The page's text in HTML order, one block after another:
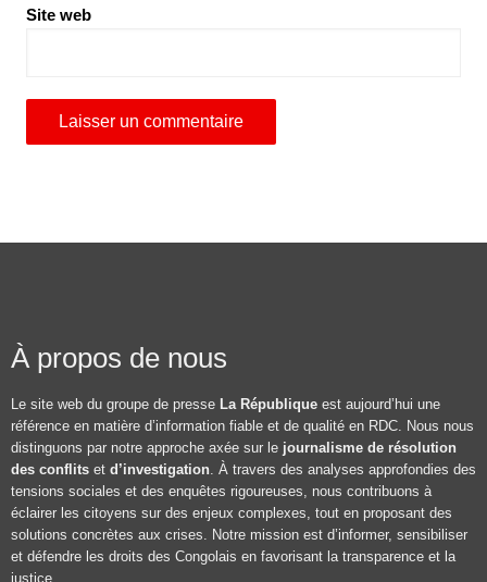
Site web
À propos de nous
Le site web du groupe de presse La République est aujourd’hui une
référence en matière d’information fiable et de qualité en RDC. Nous nous
distinguons par notre approche axée sur le journalisme de résolution
des conflits et d’investigation. À travers des analyses approfondies des
tensions sociales et des enquêtes rigoureuses, nous contribuons à
éclairer les citoyens sur des enjeux complexes, tout en proposant des
solutions concrètes aux crises. Notre mission est d’informer, sensibiliser
et défendre les droits des Congolais en favorisant la transparence et la
justice.